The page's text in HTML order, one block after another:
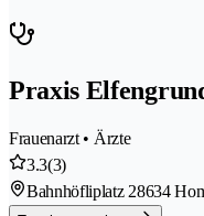
Praxis
Frauenarzt • Ärzte
3.3(3)
Bahnhöfliplatz 28634